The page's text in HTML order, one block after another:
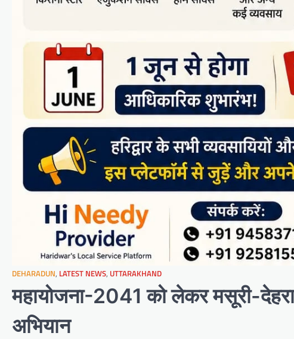
DEHARADUN, LATEST NEWS, UTTARAKHAND
महायोजना-2041 को लेकर मसूरी-
अभियान